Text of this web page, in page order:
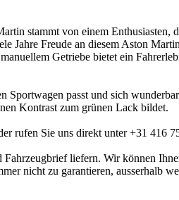
stammt von einem Enthusiasten,
Jahre Freude an diesem Aston
Getriebe bietet ein
passt und sich
Kontrast zum grünen Lack bildet.
rufen Sie uns direkt unter +31 416
liefern. Wir können
nicht zu garantieren, ausserhalb